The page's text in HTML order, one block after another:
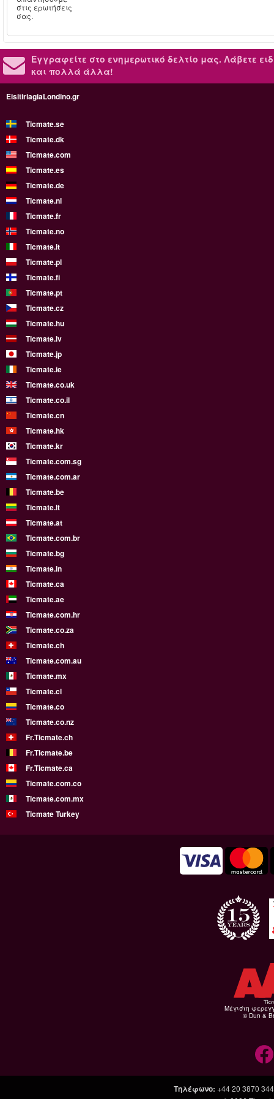
στις ερωτήσεις
σας.
Εγγραφείτε στο ενημερωτικό δελτίο μας. Λάβετε
και πολλά άλλα!
EisitiriagiaLondino.gr
Ticmate.se
Ticmate.dk
Ticmate.com
Ticmate.es
Ticmate.de
Ticmate.nl
Ticmate.fr
Ticmate.no
Ticmate.it
Ticmate.pl
Ticmate.fi
Ticmate.pt
Ticmate.cz
Ticmate.hu
Ticmate.lv
Ticmate.jp
Ticmate.ie
Ticmate.co.uk
Ticmate.co.il
Ticmate.cn
Ticmate.hk
Ticmate.kr
Ticmate.com.sg
Ticmate.com.ar
Ticmate.be
Ticmate.lt
Ticmate.at
Ticmate.com.br
Ticmate.bg
Ticmate.in
Ticmate.ca
Ticmate.ae
Ticmate.com.hr
Ticmate.co.za
Ticmate.ch
Ticmate.com.au
Ticmate.mx
Ticmate.cl
Ticmate.co
Ticmate.co.nz
Fr.Ticmate.ch
Fr.Ticmate.be
Fr.Ticmate.ca
Ticmate.com.co
Ticmate.com.mx
Ticmate Turkey
Μέγιστη
© Dun &
Τηλέφωνο: +44 20 3870